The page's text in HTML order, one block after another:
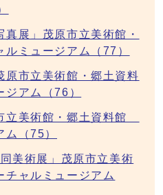
真展」茂原市立美術館・
ミュージアム（77）
市立美術館・郷土資料
アム（76）
立美術館・郷土資料館
（75）
美術展」茂原市立美術
ャルミュージアム